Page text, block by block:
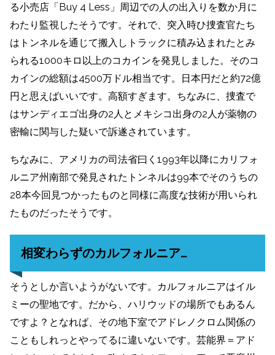
る小売店「Buy 4 Less」周辺での人の出入りを数か月に
わたり監視したそうです。それで、突入時ひ捜査官たち
はトンネルを通じて搬入しトラックに積み込まれたとみ
られる1000キロ以上のコカインを発見しました。そのコ
カインの総額は4500万ドル相当です。日本円だと約72億
円と思えばいいです。高額すぎます。ちなみに、捜査で
はサンディエゴ出身の2人とメキシコ出身の2人が薬物の
密輸に関与した疑いで訴遂されています。
ちなみに、アメリカの司法省曰く1993年以降にカリフォ
ルニア州南部で発見されたトンネルは99本でそのうちの
28本今回見つかったものと同様に高度な技術が用いられ
たものだったそうです。
相変わらずのカルフォルニア…
そうとしか言いようがないです。カルフォルニアはイル
ミーの聖地です。だから、ハリウッドの場所でもあるん
ですよ？となれば、その地下室でアドレノクロム関係の
こともしれっとやってるに違いないです。芸能界＝アド